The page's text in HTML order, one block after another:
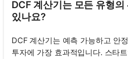
DCF 계산기는 모든 유형
있나요?
DCF 계산기는 예측 가능하고 안
투자에 가장 효과적입니다. 스타